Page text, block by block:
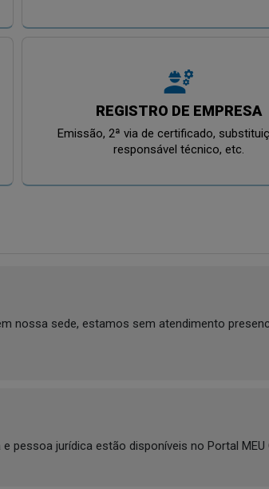
engineering
REGISTRO DE EMPRESA
Emissão, 2ª via de certificado,
responsável técnico, etc.
nossa sede, estamos sem atendimento
pessoa jurídica estão disponíveis no Portal